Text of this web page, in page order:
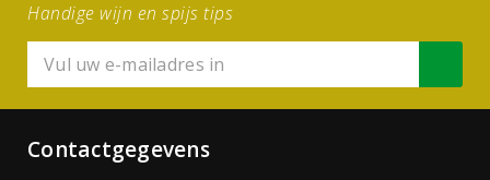
Handige wijn en spijs tips
Contactgegevens